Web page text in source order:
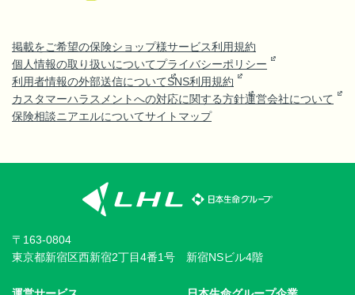
掲載をご希望の保険ショップ様サービス利用規約
個人情報の取り扱いについてプライバシーポリシー
利用者情報の外部送信についてSNS利用規約
カスタマーハラスメントへの対応に関する方針運営会社について
保険相談ニアエルについてサイトマップ
〒163-0804
東京都新宿区西新宿2丁目4番1号 新宿NSビル4階